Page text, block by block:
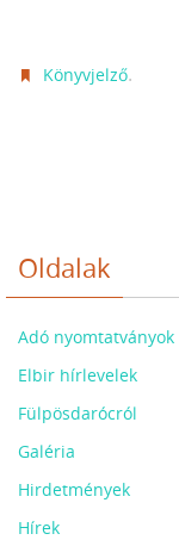
Könyvjelző.
Oldalak
Adó nyomtatványok
Elbir hírlevelek
Fülpösdarócról
Galéria
Hirdetmények
Hírek